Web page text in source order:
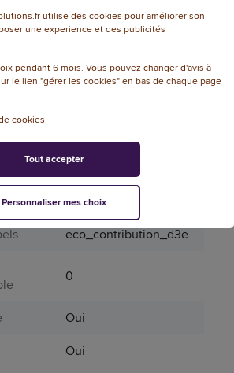
Oui
Piles
72
Oui
eco_contribution_d3e
0
Oui
Oui
utilise des cookies pour améliorer son
une experience et des publicités
pendant 6 mois. Vous pouvez changer d'avis à
le lien "gérer les cookies" en bas de chaque page
cookies
Personnaliser mes choix
Tout accepter